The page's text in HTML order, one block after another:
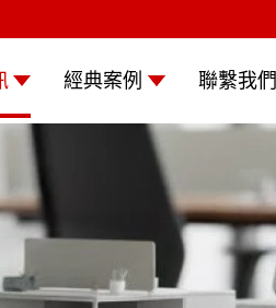
經典案例 聯繫我們